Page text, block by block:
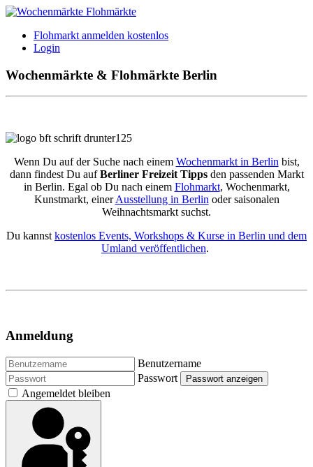
Flohmarkt anmelden kostenlos
Login
Wochenmärkte & Flohmärkte Berlin
Wenn Du auf der Suche nach einem Wochenmarkt in Berlinbist,
dann findest Du aufBerliner Freizeit Tippsden passenden Markt
in Berlin. Egal ob Du nach einem Flohmarkt, Wochenmarkt,
Kunstmarkt, einerAusstellung in Berlinoder saisonalen
Weihnachtsmarkt suchst.
Du kannstkostenlos Events, Workshops & Kurse in Berlin und dem
Umland veröffentlichen.
Anmeldung
Benutzername
Passwort
Passwort anzeigen
Angemeldet bleiben